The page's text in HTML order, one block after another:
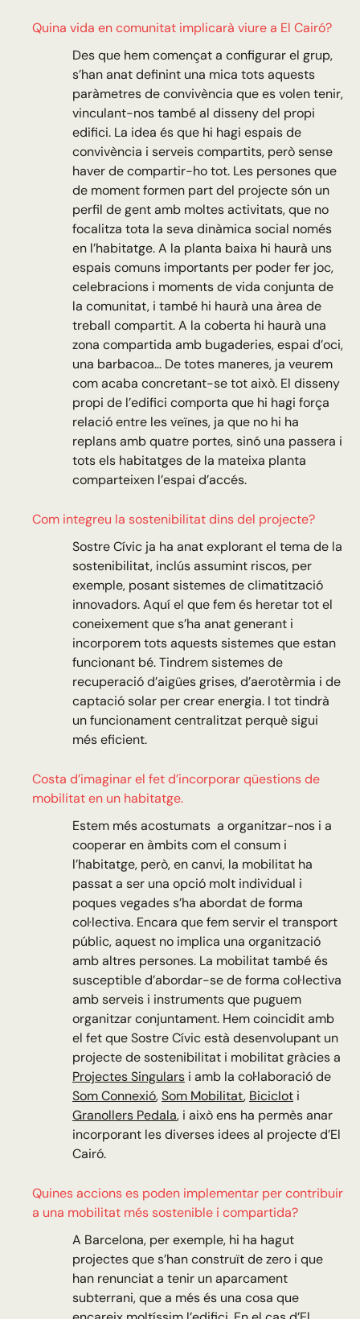
Quina vida en comunitat implicarà viure a El Cairó?
Des que hem començat a configurar el grup,
s’han anat definint una mica tots aquests
paràmetres de convivència que es volen tenir,
vinculant-nos també al disseny del propi
edifici. La idea és que hi hagi espais de
convivència i serveis compartits, però sense
haver de compartir-ho tot. Les persones que
de moment formen part del projecte són un
perfil de gent amb moltes activitats, que no
focalitza tota la seva dinàmica social només
en l’habitatge. A la planta baixa hi haurà uns
espais comuns importants per poder fer joc,
celebracions i moments de vida conjunta de
la comunitat, i també hi haurà una àrea de
treball compartit. A la coberta hi haurà una
zona compartida amb bugaderies, espai d’oci,
una barbacoa… De totes maneres, ja veurem
com acaba concretant-se tot això. El disseny
propi de l’edifici comporta que hi hagi força
relació entre les veïnes, ja que no hi ha
replans amb quatre portes, sinó una passera i
tots els habitatges de la mateixa planta
comparteixen l’espai d’accés.
Com integreu la sostenibilitat dins del projecte?
Sostre Cívic ja ha anat explorant el tema de la
sostenibilitat, inclús assumint riscos, per
exemple, posant sistemes de climatització
innovadors. Aquí el que fem és heretar tot el
coneixement que s’ha anat generant i
incorporem tots aquests sistemes que estan
funcionant bé. Tindrem sistemes de
recuperació d’aigües grises, d’aerotèrmia i de
captació solar per crear energia. I tot tindrà
un funcionament centralitzat perquè sigui
més eficient.
Costa d’imaginar el fet d’incorporar qüestions de
mobilitat en un habitatge.
Estem més acostumats a organitzar-nos i a
cooperar en àmbits com el consum i
l’habitatge, però, en canvi, la mobilitat ha
passat a ser una opció molt individual i
poques vegades s’ha abordat de forma
col·lectiva. Encara que fem servir el transport
públic, aquest no implica una organització
amb altres persones. La mobilitat també és
susceptible d’abordar-se de forma col·lectiva
amb serveis i instruments que puguem
organitzar conjuntament. Hem coincidit amb
el fet que Sostre Cívic està desenvolupant un
projecte de sostenibilitat i mobilitat gràcies a
Projectes Singulars i amb la col·laboració de
Som Connexió,Som Mobilitat, Biciclot i
Granollers Pedala, i això ens ha permès anar
incorporant les diverses idees al projecte d’El
Cairó.
Quines accions es poden implementar per contribuir
a una mobilitat més sostenible i compartida?
A Barcelona, per exemple, hi ha hagut
projectes que s’han construït de zero i que
han renunciat a tenir un aparcament
subterrani, que a més és una cosa que